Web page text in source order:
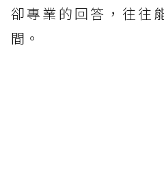
卻專業的回答，往往
間。